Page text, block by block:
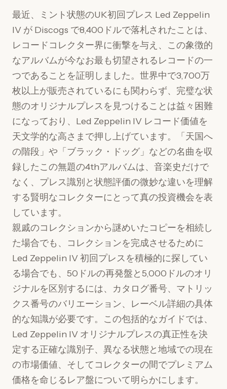
最近、ミント状態のUK初回プレス Led Zeppelin
IV が Discogs で8,400ドルで落札されたことは、
レコードコレクター界に衝撃を与え、この象徴的
なアルバムが今なお最も切望されるレコードの一
つであることを証明しました。世界中で3,700万
枚以上が販売されているにも関わらず、完璧な状
態のオリジナルプレスを見つけることは益々困難
になっており、Led Zeppelin IV レコード価値を
天文学的な高さまで押し上げています。「天国へ
の階段」や「ブラック・ドッグ」などの名曲を収
録したこの無題の4thアルバムは、音楽史だけで
なく、プレス識別と状態評価の微妙な違いを理解
する賢明なコレクターにとって真の投資機会を表
しています。
親戚のコレクションから謎めいたコピーを相続し
た場合でも、コレクションを完成させるために
Led Zeppelin IV 初回プレスを積極的に探してい
る場合でも、50ドルの再発盤と5,000ドルのオリ
ジナルを区別するには、カタログ番号、マトリッ
クス番号のバリエーション、レーベル詳細の具体
的な知識が必要です。この包括的なガイドでは、
Led Zeppelin IV オリジナルプレスの真正性を決
定する正確な識別子、異なる状態と地域での現在
の市場価値、そしてコレクターの間でプレミアム
価格を命じるレア盤について明らかにします。